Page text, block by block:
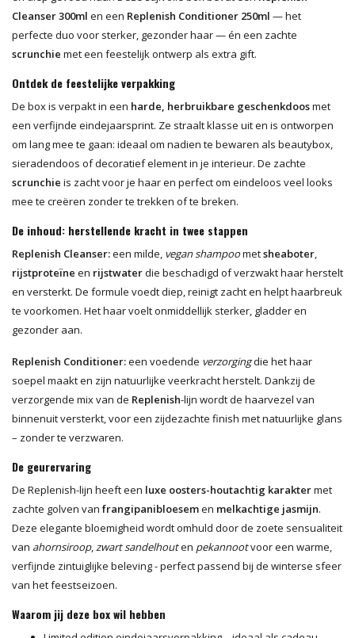
Cleanser 300ml en een Replenish Conditioner 250ml — het
perfecte duo voor sterker, gezonder haar — én een zachte
scrunchie met een feestelijk ontwerp als extra gift.
Ontdek de feestelijke verpakking
De box is verpakt in een harde, herbruikbare geschenkdoosmet
een verfijnde eindejaarsprint. Ze straalt klasse uit en is ontworpen
om lang mee te gaan: ideaal om nadien te bewaren als beautybox,
sieradendoos of decoratief element in je interieur. De zachte
scrunchie is zacht voor je haar en perfect om eindeloos veel looks
mee te creëren zonder te trekken of te breken.
De inhoud: herstellende kracht in twee stappen
Replenish Cleanser:een milde, vegan shampoometsheaboter
rijstproteïne en rijstwaterdie beschadigd of verzwakt haar herstelt
en versterkt. De formule voedt diep, reinigt zacht en helpt haarbreuk
te voorkomen. Het haar voelt onmiddellijk sterker, gladder en
gezonder aan.
Replenish Conditioner:een voedende verzorgingdie het haar
soepel maakt en zijn natuurlijke veerkracht herstelt. Dankzij de
verzorgende mix van de Replenish-lijn wordt de haarvezel van
binnenuit versterkt, voor een zijdezachte finish met natuurlijke glans
– zonder te verzwaren.
De geurervaring
De Replenish-lijn heeft een luxe oosters-houtachtig karaktermet
zachte golven van frangipanibloesemen melkachtige jasmijn.
Deze elegante bloemigheid wordt omhuld door de zoete sensualiteit
van ahornsiroop, zwart sandelhouten pekannootvoor een warme,
verfijnde zintuiglijke beleving - perfect passend bij de winterse sfeer
van het feestseizoen.
Waarom jij deze box wil hebben